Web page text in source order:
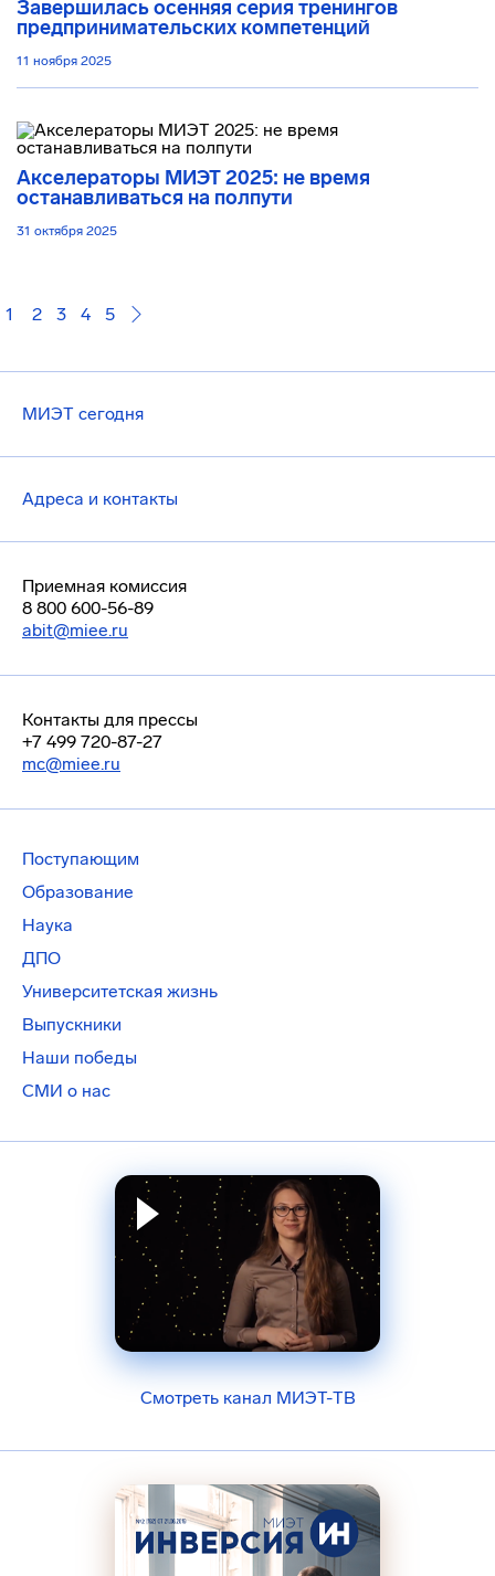
Завершилась осенняя серия тренингов
предпринимательских компетенций
11 ноября 2025
Акселераторы МИЭТ 2025: не время
останавливаться на полпути
31 октября 2025
1 2 3 4 5
МИЭТ сегодня
Адреса и контакты
Приемная комиссия
8 800 600-56-89
abit@miee.ru
Контакты для прессы
+7 499 720-87-27
mc@miee.ru
Поступающим
Образование
Наука
ДПО
Университетская жизнь
Выпускники
Наши победы
СМИ о нас
Смотреть канал МИЭТ-ТВ